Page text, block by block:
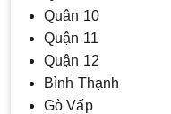
Quận 10
Quận 11
Quận 12
Bình Thạnh
Gò Vấp